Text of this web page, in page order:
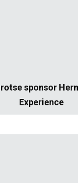
sponsor
Experience